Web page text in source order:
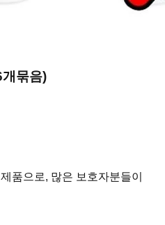
묶음)
품으로, 많은 보호자분들이